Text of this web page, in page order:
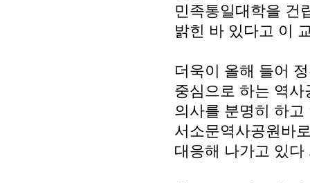
민족통일대학을 건
밝힌 바 있다고 이
더욱이 올해 들어
중심으로 하는 역
의사를 분명히 하고
서소문역사공원바
대응해 나가고 있다